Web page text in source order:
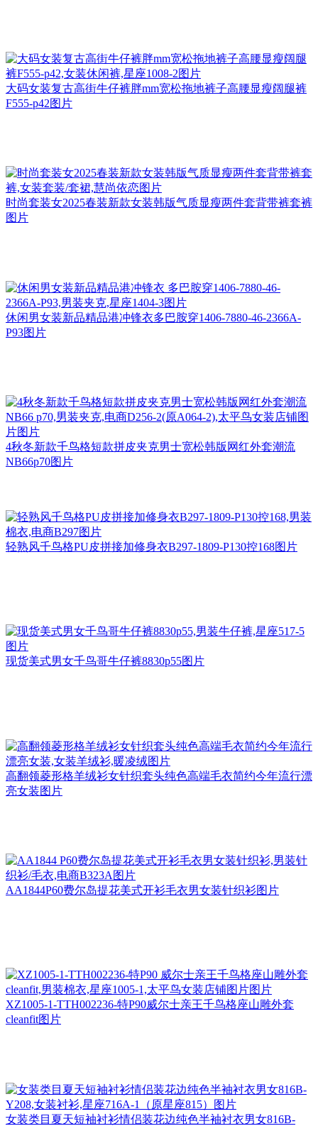
大码女装复古高街牛仔裤胖mm宽松拖地裤子高腰显瘦阔腿裤
F555-p42图片
时尚套装女2025春装新款女装韩版气质显瘦两件套背带裤套裤
图片
休闲男女装新品精品港冲锋衣多巴胺穿1406-7880-46-2366A-
P93图片
4秋冬新款千鸟格短款拼皮夹克男士宽松韩版网红外套潮流
NB66p70图片
轻熟风千鸟格PU皮拼接加修身衣B297-1809-P130控168图片
现货美式男女千鸟哥牛仔裤8830p55图片
高翻领菱形格羊绒衫女针织套头纯色高端毛衣简约今年流行漂
亮女装图片
AA1844P60费尔岛提花美式开衫毛衣男女装针织衫图片
XZ1005-1-TTH002236-特P90威尔士亲王千鸟格座山雕外套
cleanfit图片
女装类目夏天短袖衬衫情侣装花边纯色半袖衬衣男女816B-